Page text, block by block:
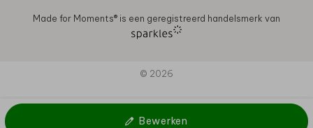
Bewerken
Made for Moments®️ is een geregistreerd handelsmerk van
© 2026